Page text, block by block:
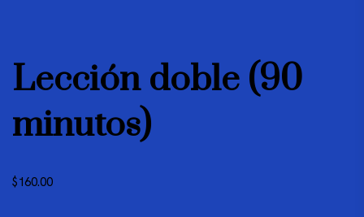
Lección doble (90
minutos)
$160.00